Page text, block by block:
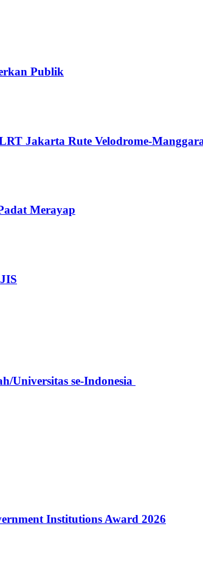
Publik
Jakarta Rute Velodrome-
Merayap
Universitas se-Indonesia
Institutions Award 2026